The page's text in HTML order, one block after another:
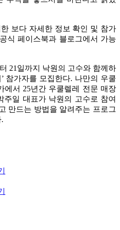
보다 자세한 정보 확인 및 참가
식 페이스북과 블로그에서 가능
21일까지 낙원의 고수와 함께하
참가자를 모집한다. 나만의 우쿨
에서 25년간 우쿨렐레 전문 매장
주일 대표가 낙원의 고수로 참여
만드는 방법을 알려주는 프로그